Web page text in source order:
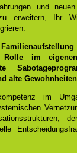
und
zu erweitern, Ihr
im
alte
im